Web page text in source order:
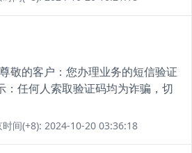
敬的客户：您办理业务的短信验证
：任何人索取验证码均为诈骗，切
间(+8): 2024-10-20 03:36:18